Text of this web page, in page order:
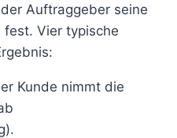
Auftraggeber seine
fest. Vier typische
Kunde nimmt die